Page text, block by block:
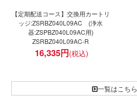
【定期配送コース】交換用カートリ
ッジ:ZSRBZ040L09AC (浄水
器:ZSPBZ040L09AC用)
ZSRBZ040L09AC-R
16,335円
一覧はこちら